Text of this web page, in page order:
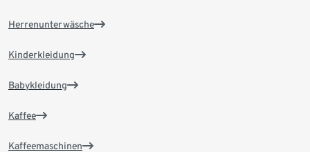
Herrenunterwäsche
Kinderkleidung
Babykleidung
Kaffee
Kaffeemaschinen